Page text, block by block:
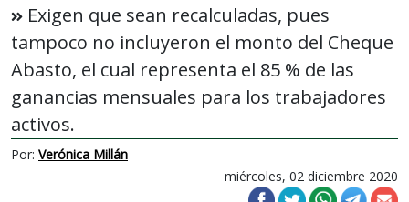
Exigen que sean recalculadas, pues
tampoco no incluyeron el monto del Cheque
Abasto, el cual representa el 85 % de las
ganancias mensuales para los trabajadores
activos.
Por: Verónica Millán
miércoles, 02 diciembre 2020